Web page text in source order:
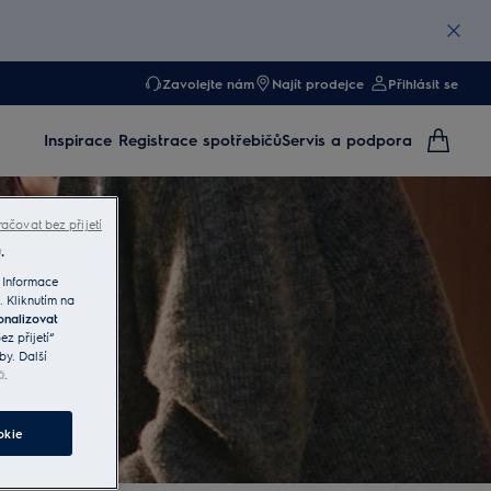
Zavolejte nám Najít prodejce Přihlásit se
Inspirace Registrace spotřebičůServis a podpora
Kliknutím na
přijetí“
Další
bez přijetí